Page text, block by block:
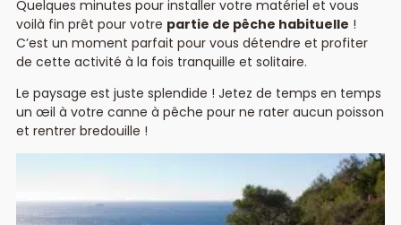
Quelques minutes pour installer votre matériel et vous
voilà fin prêt pour votre partie de pêche habituelle !
C’est un moment parfait pour vous détendre et profiter
de cette activité à la fois tranquille et solitaire.
Le paysage est juste splendide ! Jetez de temps en temps
un œil à votre canne à pêche pour ne rater aucun poisson
et rentrer bredouille !